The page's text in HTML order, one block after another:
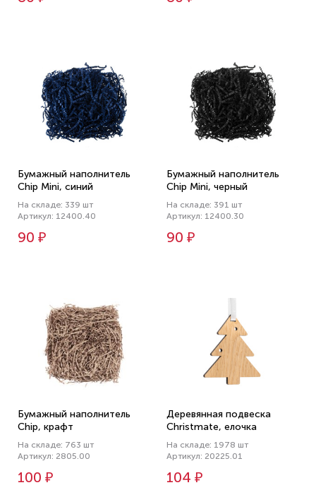
Бумажный наполнитель
Chip Mini, синий
На складе: 339 шт
Артикул: 12400.40
90 ₽
Бумажный наполнитель
Chip Mini, черный
На складе: 391 шт
Артикул: 12400.30
90 ₽
Бумажный наполнитель
Chip, крафт
На складе: 763 шт
Артикул: 2805.00
100 ₽
Деревянная подвеска
Christmate, елочка
На складе: 1978 шт
Артикул: 20225.01
104 ₽